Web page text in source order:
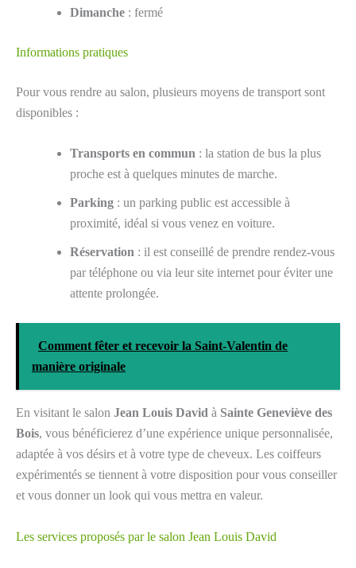
Dimanche : fermé
Informations pratiques
Pour vous rendre au salon, plusieurs moyens de transport sont
disponibles :
Transports en commun : la station de bus la plus
proche est à quelques minutes de marche.
Parking : un parking public est accessible à
proximité, idéal si vous venez en voiture.
Réservation : il est conseillé de prendre rendez-vous
par téléphone ou via leur site internet pour éviter une
attente prolongée.
Comment fêter et recevoir la Saint-Valentin de
manière originale
En visitant le salon Jean Louis David à Sainte Geneviève des
Bois, vous bénéficierez d’une expérience unique personnalisée,
adaptée à vos désirs et à votre type de cheveux. Les coiffeurs
expérimentés se tiennent à votre disposition pour vous conseiller
et vous donner un look qui vous mettra en valeur.
Les services proposés par le salon Jean Louis David